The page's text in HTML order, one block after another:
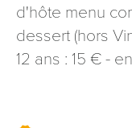
d'hôte menu
dessert (hors
12 ans : 15 € -